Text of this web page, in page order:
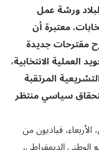
ورشة عمل
معتبرة أن
مقترحات جديدة
الانتخابية،
المرتقبة
استحقاق سياسي منتظر
قياديون من